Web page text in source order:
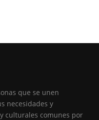
que se unen
necesidades y
culturales comunes por